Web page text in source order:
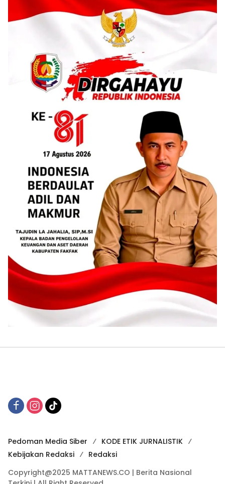
Pedoman Media Siber
KODE ETIK JURNALISTIK
Kebijakan Redaksi
Redaksi
Copyright@2025 MATTANEWS.CO | Berita Nasional